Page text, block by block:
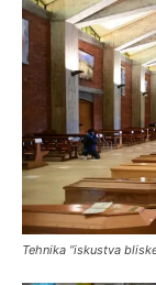
Tehnika “iskustva